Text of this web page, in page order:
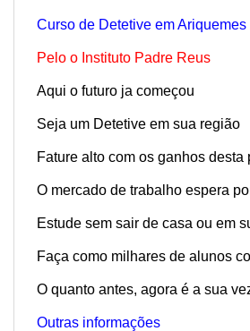
Curso de Detetive em Ariquemes
Pelo o Instituto Padre Reus
Aqui o futuro ja começou
Seja um Detetive em sua região
Fature alto com os ganhos desta
O mercado de trabalho espera
Estude sem sair de casa ou em
Faça como milhares de alunos
O quanto antes, agora é a sua
Outras informações